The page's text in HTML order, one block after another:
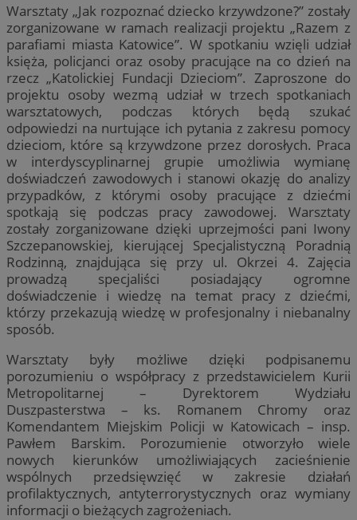
Warsztaty „Jak rozpoznać dziecko krzywdzone?” zostały
zorganizowane w ramach realizacji projektu „Razem z
parafiami miasta Katowice”. W spotkaniu wzięli udział
księża, policjanci oraz osoby pracujące na co dzień na
rzecz „Katolickiej Fundacji Dzieciom”. Zaproszone do
projektu osoby wezmą udział w trzech spotkaniach
warsztatowych, podczas których będą szukać
odpowiedzi na nurtujące ich pytania z zakresu pomocy
dzieciom, które są krzywdzone przez dorosłych. Praca
w interdyscyplinarnej grupie umożliwia wymianę
doświadczeń zawodowych i stanowi okazję do analizy
przypadków, z którymi osoby pracujące z dziećmi
spotkają się podczas pracy zawodowej. Warsztaty
zostały zorganizowane dzięki uprzejmości pani Iwony
Szczepanowskiej, kierującej Specjalistyczną Poradnią
Rodzinną, znajdująca się przy ul. Okrzei 4. Zajęcia
prowadzą specjaliści posiadający ogromne
doświadczenie i wiedzę na temat pracy z dziećmi,
którzy przekazują wiedzę w profesjonalny i niebanalny
sposób.
Warsztaty były możliwe dzięki podpisanemu
porozumieniu o współpracy z przedstawicielem Kurii
Metropolitarnej – Dyrektorem Wydziału
Duszpasterstwa – ks. Romanem Chromy oraz
Komendantem Miejskim Policji w Katowicach – insp.
Pawłem Barskim. Porozumienie otworzyło wiele
nowych kierunków umożliwiających zacieśnienie
wspólnych przedsięwzięć w zakresie działań
profilaktycznych, antyterrorystycznych oraz wymiany
informacji o bieżących zagrożeniach.